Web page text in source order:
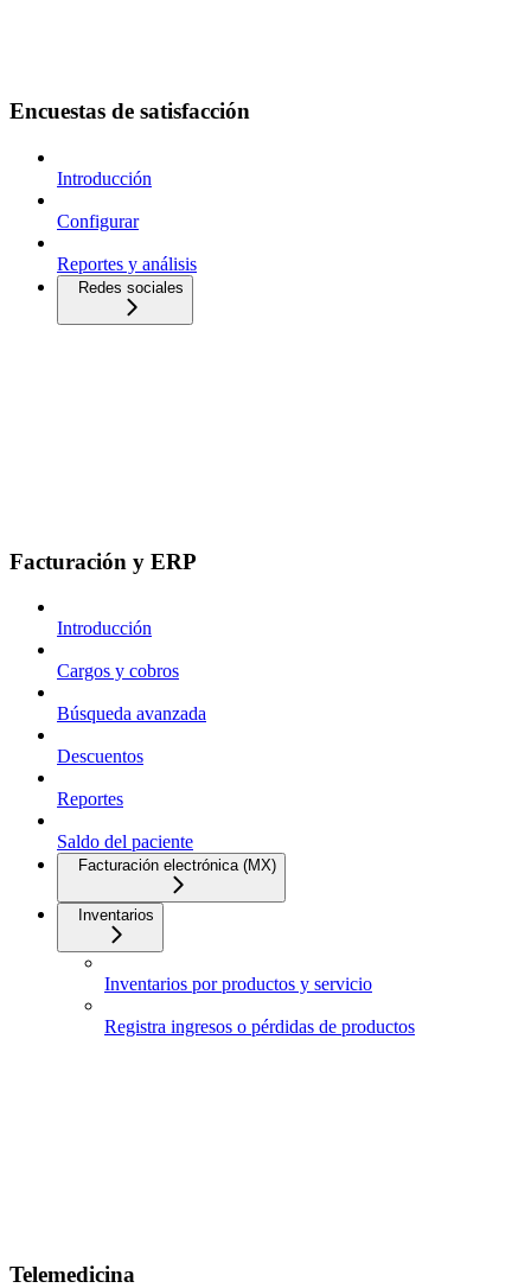
Encuestas de satisfacción
Introducción
Configurar
Reportes y análisis
Redes sociales
Facturación y ERP
Introducción
Cargos y cobros
Búsqueda avanzada
Descuentos
Reportes
Saldo del paciente
Facturación electrónica (MX)
Inventarios
Inventarios por productos y servicio
Registra ingresos o pérdidas de productos
Telemedicina